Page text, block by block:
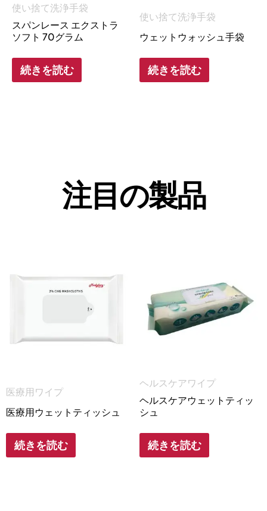
使い捨て洗浄手袋
スパンレース エクストラ
ソフト 70グラム
続きを読む
使い捨て洗浄手袋
ウェットウォッシュ手袋
続きを読む
注目の製品
医療用ワイプ
医療用ウェットティッシュ
続きを読む
ヘルスケアワイプ
ヘルスケアウェットティッ
シュ
続きを読む